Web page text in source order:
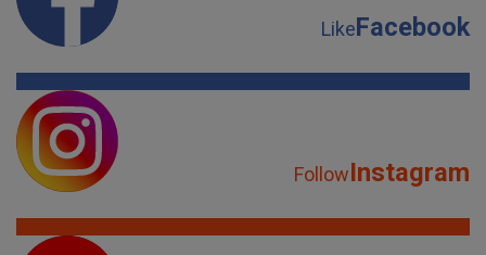
LikeFacebook
FollowInstagram